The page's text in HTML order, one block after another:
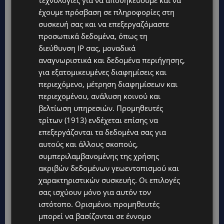
Topics
UPDATES
ΚΙΤΡΙΝΗ ΠΡΟΕΙΔΟΠΟΙΗΣΗ: Έτοιμοι για παραλία – Στους 40°C
και σήμερα η Κύπρος-Πότε θα τεθεί σε ισχύ
ΦΕΙΔΙΑΣ ΠΑΝΑΓΙΩΤΟΥ: Η εμφάνισή του στην εκδήλωση για
Ισαάκ και Σολωμού προκάλεσε αντιδράσεις – «Ασέβεια προς
τους νεκρούς»-(Φώτο)
ΔΗΜΟΣ ΛΑΤΣΙΩΝ – ΓΕΡΙΟΥ: Πάνω από 8.000 υπογραφές κατά
των Δομών Ανηλίκων – Ζητούν γραπτή δέσμευση από το
UPDATES
ΑΓΙΟΣ ΙΩΑΝΝΗΣ ΠΙΤΣΙΛΙΑΣ: Ξανανοίγει η πισίνα του χωριού –
Μια ανάσα δροσιάς για κατοίκους και επισκέπτες
έχουμε πρόσβαση σε πληροφορίες στη
συσκευή σας και να επεξεργαζόμαστε
προσωπικά δεδομένα, όπως τη
διεύθυνση IP σας, μοναδικά
αναγνωριστικά και δεδομένα περιήγησης,
για εξατομικευμένες διαφημίσεις και
περιεχόμενο, μέτρηση διαφημίσεων και
περιεχομένου, ανάλυση κοινού και
βελτίωση υπηρεσιών. Προμηθευτές
τρίτων (1913) ενδέχεται επίσης να
επεξεργάζονται τα δεδομένα σας για
αυτούς και άλλους σκοπούς,
συμπεριλαμβανομένης της χρήσης
ακριβών δεδομένων γεωεντοπισμού και
χαρακτηριστικών συσκευής. Οι επιλογές
σας ισχύουν μόνο για αυτόν τον
ιστότοπο. Ορισμένοι προμηθευτές
μπορεί να βασίζονται σε έννομο